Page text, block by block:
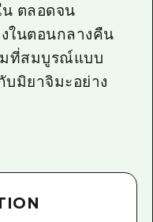
น ตลอดจน
ในตอนกลางคืน
มที่สมบูรณ์แบบ
บมิยาจิมะอย่าง